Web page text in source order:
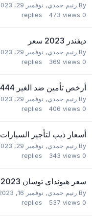
By رنيم حمدي, نوفمبر 29, 2023
0
replies 473 views
ديفندر 2023 سعر
By رنيم حمدي, نوفمبر 29, 2023
0
replies 369 views
أرخص تأمين ضد الغير 1444
By رنيم حمدي, نوفمبر 29, 2023
0
replies 406 views
أسعار ذيب لتأجير السيارات
By رنيم حمدي, نوفمبر 29, 2023
0
replies 343 views
سعر هيونداي توسان 2023 في السعودية
By رنيم حمدي, نوفمبر 16, 2023
0
replies 537 views